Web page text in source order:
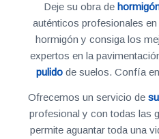
Deje su obra de
auténticos profesionales
hormigón y consiga los
expertos en la
pulido de suelos. Confía
Ofrecemos un servicio de
profesional y con todas las
permite aguantar toda una